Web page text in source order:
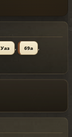
Уаз , 69а ,